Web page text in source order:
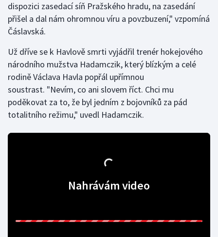
Rychlostní kanoistika
Short track
Sportovní střelba
Stolní tenis
Triatlon
dispozici zasedací síň Pražského hradu, na zasedání
přišel a dal nám ohromnou víru a povzbuzení," vzpomíná
Čáslavská.
Už dříve se k Havlově smrti vyjádřil trenér hokejového
národního mužstva Hadamczik, který blízkým a celé
rodině Václava Havla popřál upřímnou
soustrast. "Nevím, co ani slovem říct. Chci mu
poděkovat za to, že byl jedním z bojovníků za pád
totalitního režimu," uvedl Hadamczik.
Nahrávám video